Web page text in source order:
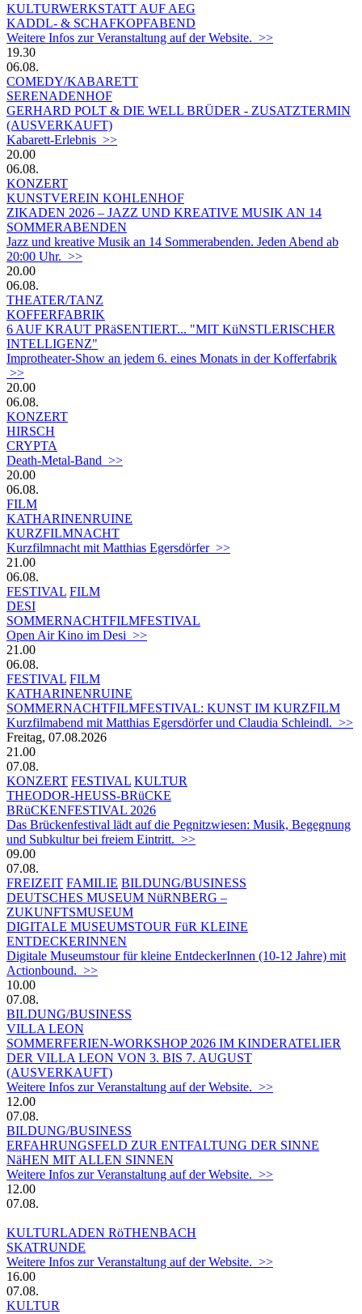
KULTURWERKSTATT AUF AEG
KADDL- & SCHAFKOPFABEND
Weitere Infos zur Veranstaltung auf der Website. >>
19.30
06.08.
COMEDY/KABARETT
SERENADENHOF
GERHARD POLT & DIE WELL BRÜDER - ZUSATZTERMIN
(AUSVERKAUFT)
Kabarett-Erlebnis >>
20.00
06.08.
KONZERT
KUNSTVEREIN KOHLENHOF
ZIKADEN 2026 – JAZZ UND KREATIVE MUSIK AN 14
SOMMERABENDEN
Jazz und kreative Musik an 14 Sommerabenden. Jeden Abend ab
20:00 Uhr. >>
20.00
06.08.
THEATER/TANZ
KOFFERFABRIK
6 AUF KRAUT PRäSENTIERT... "MIT KüNSTLERISCHER
INTELLIGENZ"
Improtheater-Show an jedem 6. eines Monats in der Kofferfabrik
>>
20.00
06.08.
KONZERT
HIRSCH
CRYPTA
Death-Metal-Band >>
20.00
06.08.
FILM
KATHARINENRUINE
KURZFILMNACHT
Kurzfilmnacht mit Matthias Egersdörfer >>
21.00
06.08.
FESTIVAL FILM
DESI
SOMMERNACHTFILMFESTIVAL
Open Air Kino im Desi >>
21.00
06.08.
FESTIVAL FILM
KATHARINENRUINE
SOMMERNACHTFILMFESTIVAL: KUNST IM KURZFILM
Kurzfilmabend mit Matthias Egersdörfer und Claudia Schleindl. >>
Freitag, 07.08.2026
21.00
07.08.
KONZERT FESTIVAL KULTUR
THEODOR-HEUSS-BRüCKE
BRüCKENFESTIVAL 2026
Das Brückenfestival lädt auf die Pegnitzwiesen: Musik, Begegnung
und Subkultur bei freiem Eintritt. >>
09.00
07.08.
FREIZEIT FAMILIE BILDUNG/BUSINESS
DEUTSCHES MUSEUM NüRNBERG –
ZUKUNFTSMUSEUM
DIGITALE MUSEUMSTOUR FüR KLEINE
ENTDECKERINNEN
Digitale Museumstour für kleine EntdeckerInnen (10-12 Jahre) mit
Actionbound. >>
10.00
07.08.
BILDUNG/BUSINESS
VILLA LEON
SOMMERFERIEN-WORKSHOP 2026 IM KINDERATELIER
DER VILLA LEON VON 3. BIS 7. AUGUST
(AUSVERKAUFT)
Weitere Infos zur Veranstaltung auf der Website. >>
12.00
07.08.
BILDUNG/BUSINESS
ERFAHRUNGSFELD ZUR ENTFALTUNG DER SINNE
NäHEN MIT ALLEN SINNEN
Weitere Infos zur Veranstaltung auf der Website. >>
12.00
07.08.
KULTURLADEN RöTHENBACH
SKATRUNDE
Weitere Infos zur Veranstaltung auf der Website. >>
16.00
07.08.
KULTUR